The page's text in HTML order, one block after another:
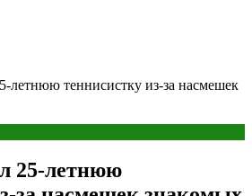
летнюю теннисистку из-за насмешек
25-летнюю